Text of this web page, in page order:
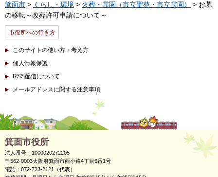
箕面市 > くらし・環境 > 火葬・霊園（市立聖苑・市立霊園）
> お墓
の移転～改葬許可申請について～
市役所への行き方
このサイトの使い方・考え方
個人情報保護
RSS配信について
メールアドレスに関する注意事項
箕面市役所
法人番号：1000020272205
〒562-0003大阪府箕面市西小路4丁目6番1号
電話：072-723-2121（代表）